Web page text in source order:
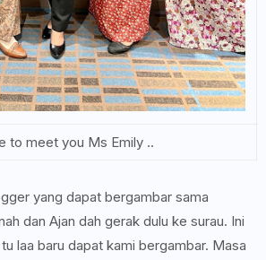
to meet you Ms Emily ..
yang dapat bergambar sama
dan Ajan dah gerak dulu ke surau. Ini
laa baru dapat kami bergambar. Masa